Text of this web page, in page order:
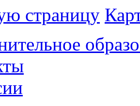
страницу